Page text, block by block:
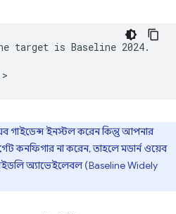
target is Baseline 2024.
গাইডেন্স ইনস্টল করেন কিন্তু আপনার
কনফিগার না করেন, তাহলে মডার্ন ওয়েব
অ্যাভেইলেবল (Baseline Widely